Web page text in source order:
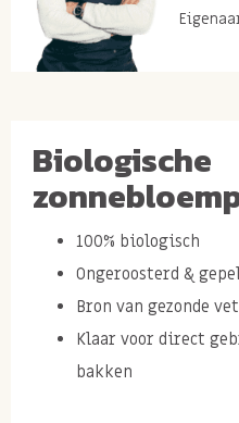
Biologische
100% biologisch
Ongeroosterd &
Bron van gezonde
Klaar voor direct
bakken